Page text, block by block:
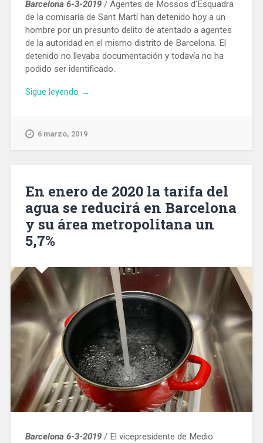
Barcelona 6-3-2019/ Agentes de Mossos d’Esquadra
de la comisaría de Sant Martí han detenido hoy a un
hombre por un presunto delito de atentado a agentes
de la autoridad en el mismo distrito de Barcelona. El
detenido no llevaba documentación y todavía no ha
podido ser identificado.
Sigue leyendo «Detenido
en
varios
Mossos
con
→
6 marzo, 2019
En enero de 2020 la tarifa del
agua se reducirá en Barcelona
y su área metropolitana un
5,7%
Barcelona 6-3-2019/ El vicepresidente de Medio